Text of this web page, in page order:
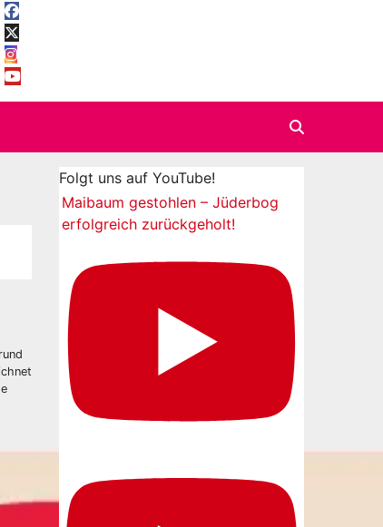
Folgt uns auf YouTube!
Maibaum gestohlen – Jüderbog
erfolgreich zurückgeholt!